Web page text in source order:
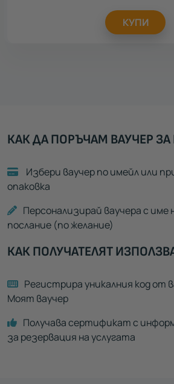
КУПИ
КАК ДА ПОРЪЧАМ ВАУЧЕР
Избери ваучер по имейл или
опаковка
Персонализирай ваучера с име
послание (по желание)
КАК ПОЛУЧАТЕЛЯТ
Регистрира уникалния код от
Моят ваучер
Получава сертификат с
за резервация на услугата